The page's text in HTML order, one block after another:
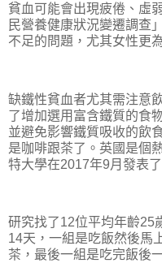
貧血可能會出現疲倦、虛
民營養健康狀況變遷調查
不足的問題，尤其女性更
缺鐵性貧血者尤其需注意
了增加選用富含鐵質的食
並避免影響鐵質吸收的飲
是咖啡跟茶了。英國是個
特大學在2017年9月發表
研究找了12位平均年齡25
14天，一組是吃飯然後馬
茶，最後一組是吃完飯後